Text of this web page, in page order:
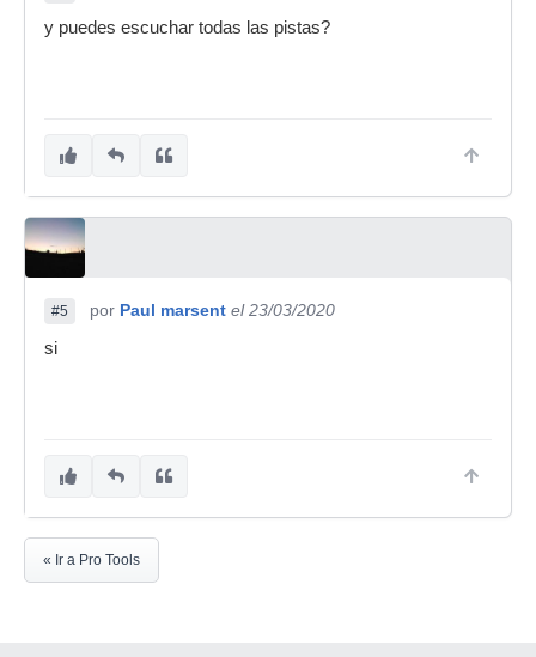
y puedes escuchar todas las pistas?
#5 por Paul marsent el 23/03/2020
si
« Ir a Pro Tools